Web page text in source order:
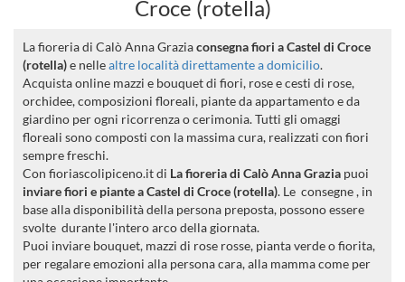
Croce (rotella)
La fioreria di Calò Anna Graziaconsegna fiori a Castel di Croce
(rotella)e nellealtre località direttamente a domicilio.
Acquista online mazzi e bouquet di fiori, rose e cesti di rose,
orchidee, composizioni floreali, piante da appartamento e da
giardino per ogni ricorrenza o cerimonia. Tutti gli omaggi
floreali sono composti con la massima cura, realizzati con fiori
sempre freschi.
Con fioriascolipiceno.it di La fioreria di Calò Anna Grazia puoi
inviare fiori e piante a Castel di Croce (rotella). Le consegne , in
base alla disponibilità della persona preposta, possono essere
svolte durante l'intero arco della giornata.
Puoi inviare bouquet, mazzi di rose rosse, pianta verde o fiorita,
per regalare emozioni alla persona cara, alla mamma come per